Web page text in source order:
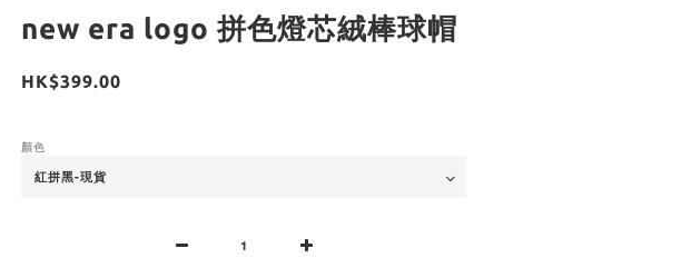
new era logo 拼色燈芯絨棒球帽
HK$399.00
顏色